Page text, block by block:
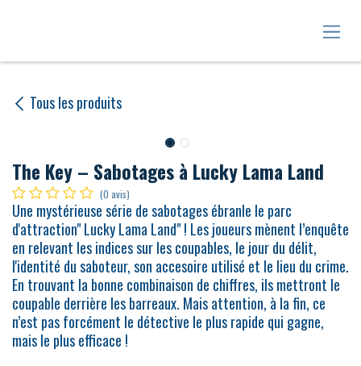
Tous les produits
The Key – Sabotages à Lucky Lama Land
(0 avis)
Une mystérieuse série de sabotages ébranle le parc
d'attraction" Lucky Lama Land" ! Les joueurs mènent l’enquête
en relevant les indices sur les coupables, le jour du délit,
l'identité du saboteur, son accesoire utilisé et le lieu du crime.
En trouvant la bonne combinaison de chiffres, ils mettront le
coupable derrière les barreaux. Mais attention, à la fin, ce
n’est pas forcément le détective le plus rapide qui gagne,
mais le plus efficace !